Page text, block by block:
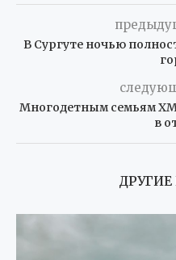
В Сургуте ночью
Многодетным семьям
в